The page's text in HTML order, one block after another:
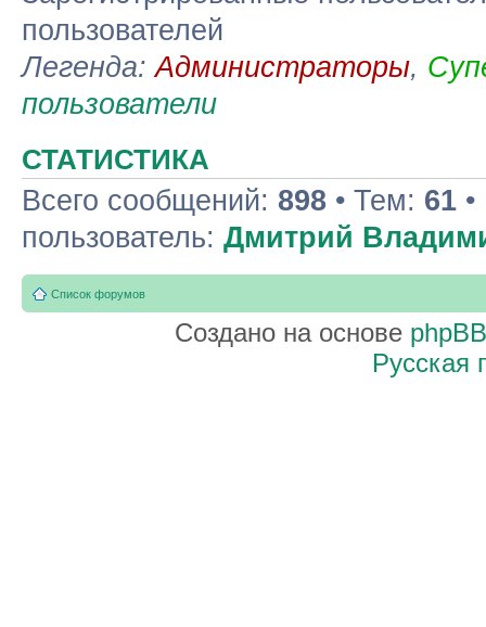
пользователей
Легенда:Администраторы,
пользователи
СТАТИСТИКА
Всего сообщений: 898 • Тем: 61
пользователь: Дмитрий
Список форумов
Создано на основе phpBB
Русская